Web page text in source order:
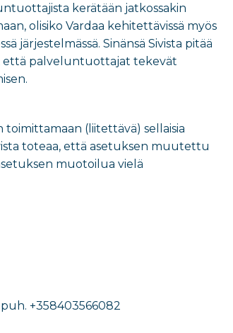
kerätään jatkossakin
olisiko Vardaa kehitettävissä myös
järjestelmässä. Sinänsä Sivista pitää
että palveluntuottajat tekevät
(liitettävä) sellaisia
toteaa, että asetuksen muutettu
muotoilua vielä
puh. +358403566082